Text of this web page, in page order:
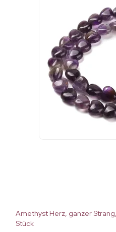
Amethyst Herz, ganzer
Stück